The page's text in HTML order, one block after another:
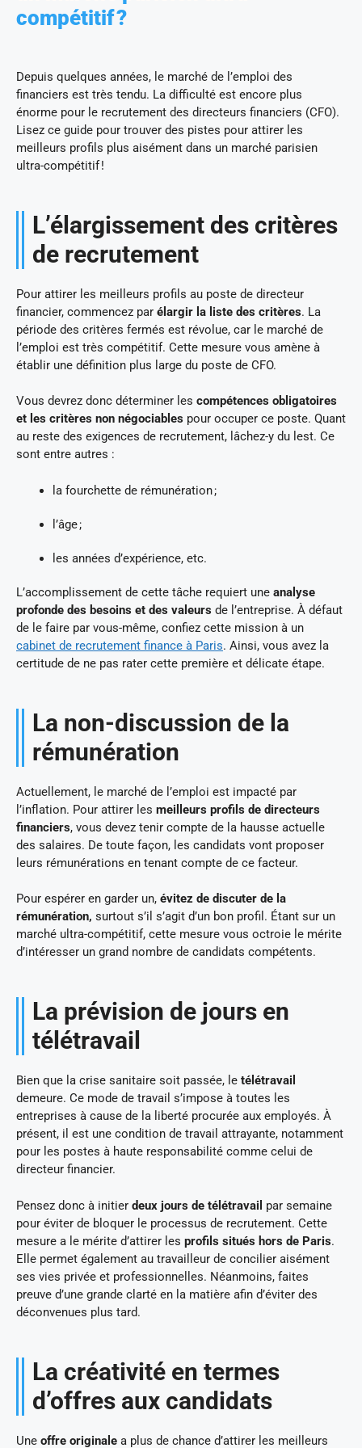
compétitif ?
Depuis quelques années, le marché de l’emploi des
financiers est très tendu. La difficulté est encore plus
énorme pour le recrutement des directeurs financiers (CFO).
Lisez ce guide pour trouver des pistes pour attirer les
meilleurs profils plus aisément dans un marché parisien
ultra-compétitif !
L’élargissement des critères
de recrutement
Pour attirer les meilleurs profils au poste de directeur
financier, commencez par élargir la liste des critères. La
période des critères fermés est révolue, car le marché de
l’emploi est très compétitif. Cette mesure vous amène à
établir une définition plus large du poste de CFO.
Vous devrez donc déterminer les compétences obligatoires
et les critères non négociables pour occuper ce poste. Quant
au reste des exigences de recrutement, lâchez-y du lest. Ce
sont entre autres :
la fourchette de rémunération ;
l’âge ;
les années d’expérience, etc.
L’accomplissement de cette tâche requiert une analyse
profonde des besoins et des valeurs de l’entreprise. À défaut
de le faire par vous-même, confiez cette mission à un
cabinet de recrutement finance à Paris. Ainsi, vous avez la
certitude de ne pas rater cette première et délicate étape.
La non-discussion de la
rémunération
Actuellement, le marché de l’emploi est impacté par
l’inflation. Pour attirer les meilleurs profils de directeurs
financiers, vous devez tenir compte de la hausse actuelle
des salaires. De toute façon, les candidats vont proposer
leurs rémunérations en tenant compte de ce facteur.
Pour espérer en garder un, évitez de discuter de la
rémunération, surtout s’il s’agit d’un bon profil. Étant sur un
marché ultra-compétitif, cette mesure vous octroie le mérite
d’intéresser un grand nombre de candidats compétents.
La prévision de jours en
télétravail
Bien que la crise sanitaire soit passée, le télétravail
demeure. Ce mode de travail s’impose à toutes les
entreprises à cause de la liberté procurée aux employés. À
présent, il est une condition de travail attrayante, notamment
pour les postes à haute responsabilité comme celui de
directeur financier.
Pensez donc à initier deux jours de télétravail par semaine
pour éviter de bloquer le processus de recrutement. Cette
mesure a le mérite d’attirer les profils situés hors de Paris.
Elle permet également au travailleur de concilier aisément
ses vies privée et professionnelles. Néanmoins, faites
preuve d’une grande clarté en la matière afin d’éviter des
déconvenues plus tard.
La créativité en termes
d’offres aux candidats
Une offre originale a plus de chance d’attirer les meilleurs